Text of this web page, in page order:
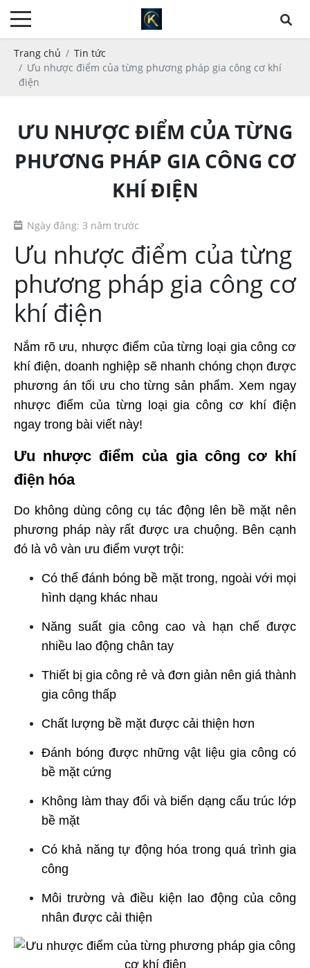
Trang chủ
Tin tức
Ưu nhược điểm của từng phương pháp gia công cơ khí
điện
ƯU NHƯỢC ĐIỂM CỦA TỪNG
PHƯƠNG PHÁP GIA CÔNG CƠ
KHÍ ĐIỆN
Ngày đăng: 3 năm trước
Ưu nhược điểm của từng
phương pháp gia công cơ
khí điện
Nắm rõ ưu, nhược điểm của từng loại gia công cơ
khí điện, doanh nghiệp sẽ nhanh chóng chọn được
phương án tối ưu cho từng sản phẩm. Xem ngay
nhược điểm của từng loại gia công cơ khí điện
ngay trong bài viết này!
Ưu nhược điểm của gia công cơ khí
điện hóa
Do không dùng công cụ tác động lên bề mặt nên
phương pháp này rất được ưa chuộng. Bên cạnh
đó là vô vàn ưu điểm vượt trội:
Có thể đánh bóng bề mặt trong, ngoài với mọi
hình dạng khác nhau
Năng suất gia công cao và hạn chế được
nhiều lao động chân tay
Thiết bị gia công rẻ và đơn giản nên giá thành
gia công thấp
Chất lượng bề mặt được cải thiện hơn
Đánh bóng được những vật liệu gia công có
bề mặt cứng
Không làm thay đổi và biến dạng cấu trúc lớp
bề mặt
Có khả năng tự động hóa trong quá trình gia
công
Môi trường và điều kiện lao động của công
nhân được cải thiện